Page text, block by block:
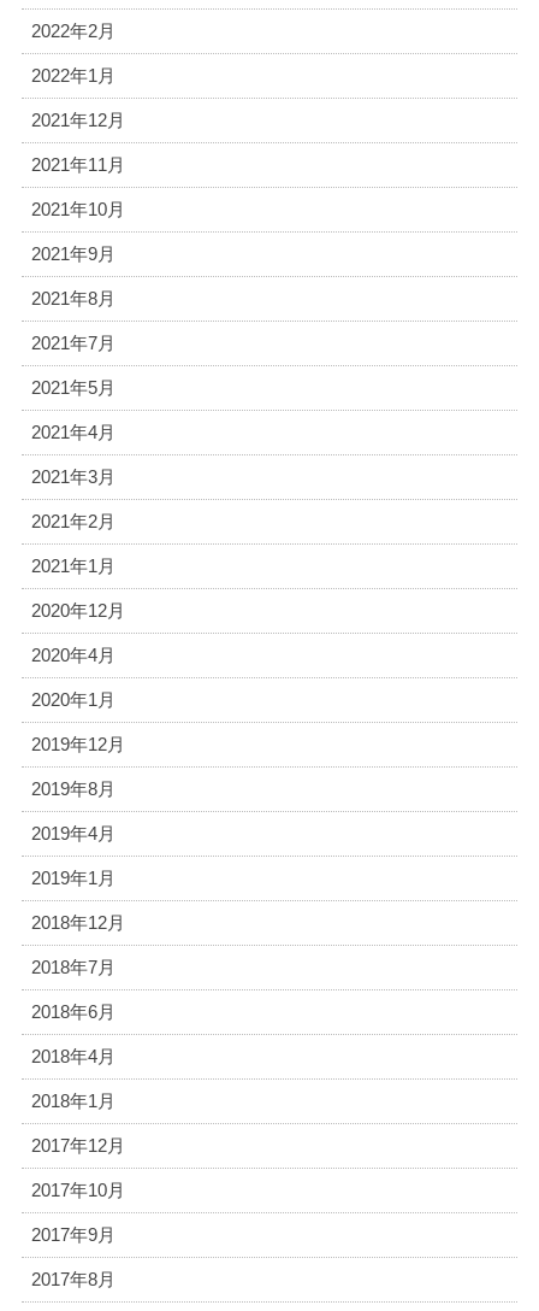
2022年2月
2022年1月
2021年12月
2021年11月
2021年10月
2021年9月
2021年8月
2021年7月
2021年5月
2021年4月
2021年3月
2021年2月
2021年1月
2020年12月
2020年4月
2020年1月
2019年12月
2019年8月
2019年4月
2019年1月
2018年12月
2018年7月
2018年6月
2018年4月
2018年1月
2017年12月
2017年10月
2017年9月
2017年8月